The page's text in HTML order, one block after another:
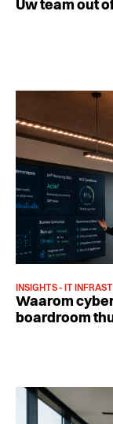
Uw team out
INSIGHTS - IT
Waarom
boardroom